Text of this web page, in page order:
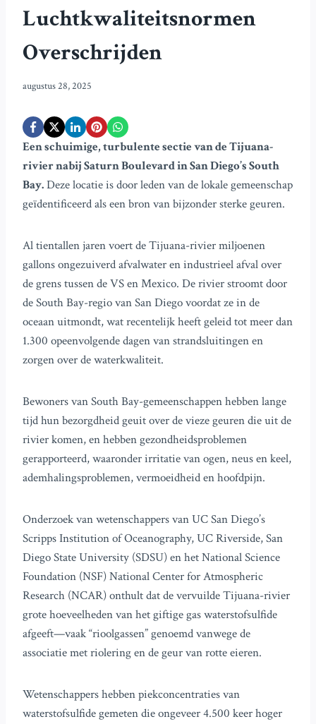
Luchtkwaliteitsnormen
Overschrijden
augustus 28, 2025
Een schuimige, turbulente sectie van de Tijuana-
rivier nabij Saturn Boulevard in San Diego’s South
Bay.Deze locatie is door leden van de lokale gemeenschap
geïdentificeerd als een bron van bijzonder sterke geuren.
Al tientallen jaren voert de Tijuana-rivier miljoenen
gallons ongezuiverd afvalwater en industrieel afval over
de grens tussen de VS en Mexico. De rivier stroomt door
de South Bay-regio van San Diego voordat ze in de
oceaan uitmondt, wat recentelijk heeft geleid tot meer dan
1.300 opeenvolgende dagen van strandsluitingen en
zorgen over de waterkwaliteit.
Bewoners van South Bay-gemeenschappen hebben lange
tijd hun bezorgdheid geuit over de vieze geuren die uit de
rivier komen, en hebben gezondheidsproblemen
gerapporteerd, waaronder irritatie van ogen, neus en keel,
ademhalingsproblemen, vermoeidheid en hoofdpijn.
Onderzoek van wetenschappers van UC San Diego’s
Scripps Institution of Oceanography, UC Riverside, San
Diego State University (SDSU) en het National Science
Foundation (NSF) National Center for Atmospheric
Research (NCAR) onthult dat de vervuilde Tijuana-rivier
grote hoeveelheden van het giftige gas waterstofsulfide
afgeeft—vaak “rioolgassen” genoemd vanwege de
associatie met riolering en de geur van rotte eieren.
Wetenschappers hebben piekconcentraties van
waterstofsulfide gemeten die ongeveer 4.500 keer hoger